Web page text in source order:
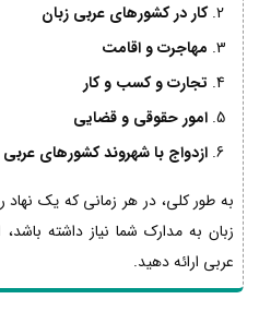
کار در کشورهای عربی زبان
مهاجرت و اقامت
تجارت و کسب و کار
امور حقوقی و قضایی
ازدواج با شهروند کشورهای عربی
به طور کلی، در هر زمانی که یک
زبان به مدارک شما نیاز داشته
عربی ارائه دهید.